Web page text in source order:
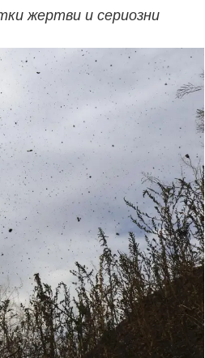
жертви и сериозни